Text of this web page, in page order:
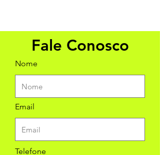
Fale Conosco
Nome
Email
Telefone